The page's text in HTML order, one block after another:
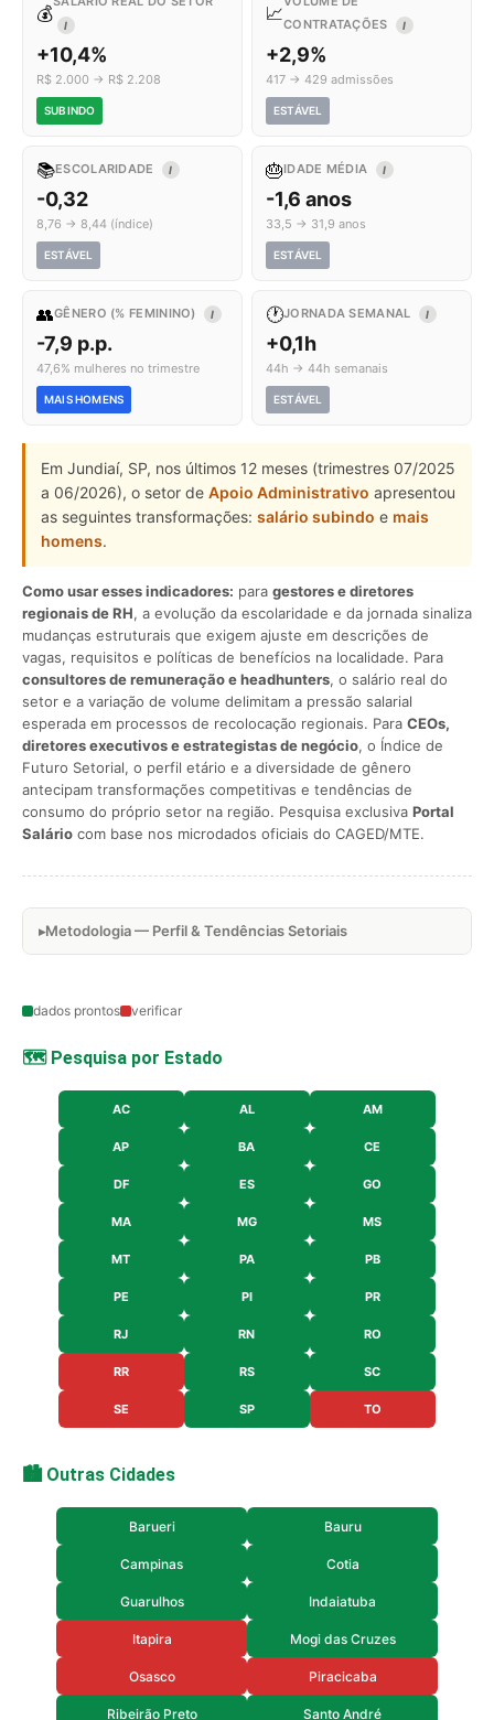
💰
I
+10,4%
R$ 2.000 → R$ 2.208
SUBINDO
📈CONTRATAÇÕES
I
+2,9%
417 → 429 admissões
ESTÁVEL
📚ESCOLARIDADE I
-0,32
8,76 → 8,44 (índice)
ESTÁVEL
🎂IDADE MÉDIA I
-1,6 anos
33,5 → 31,9 anos
ESTÁVEL
👥GÊNERO (% FEMININO) I
-7,9 p.p.
47,6% mulheres no trimestre
MAIS HOMENS
🕐JORNADA SEMANAL I
+0,1h
44h → 44h semanais
ESTÁVEL
Em Jundiaí, SP, nos últimos 12 meses (trimestres 07/2025
a 06/2026), o setor de Apoio Administrativo apresentou
as seguintes transformações: salário subindo e mais
homens.
Como usar esses indicadores: para gestores e diretores
regionais de RH, a evolução da escolaridade e da jornada sinaliza
mudanças estruturais que exigem ajuste em descrições de
vagas, requisitos e políticas de benefícios na localidade. Para
consultores de remuneração e headhunters, o salário real do
setor e a variação de volume delimitam a pressão salarial
esperada em processos de recolocação regionais. Para CEOs,
diretores executivos e estrategistas de negócio, o Índice de
Futuro Setorial, o perfil etário e a diversidade de gênero
antecipam transformações competitivas e tendências de
consumo do próprio setor na região. Pesquisa exclusiva Portal
Salário com base nos microdados oficiais do CAGED/MTE.
Metodologia — Perfil & Tendências Setoriais
dados prontos verificar
🗺️ Pesquisa por Estado
AC AL AM
AP BA CE
DF ES GO
MA MG MS
MT PA PB
PE PI PR
RJ RN RO
RR RS SC
SE SP TO
🏙️ Outras Cidades
Barueri Bauru
Campinas Cotia
Guarulhos Indaiatuba
Itapira Mogi das Cruzes
Osasco Piracicaba
Ribeirão Preto Santo André